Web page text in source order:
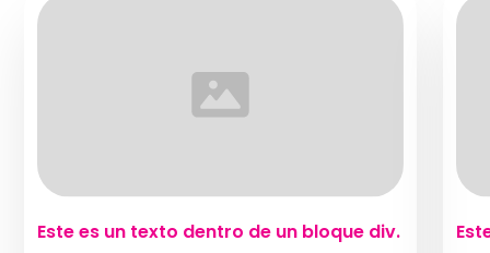
Este es un texto dentro de un bloque div.